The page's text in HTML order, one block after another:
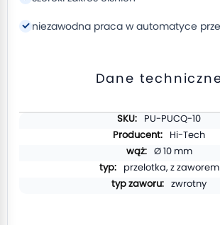
niezawodna praca w automatyce
Dane
PU-PUCQ-10
Hi-Tech
Ø 10 mm
przelotka, z zaworem
zwrotny